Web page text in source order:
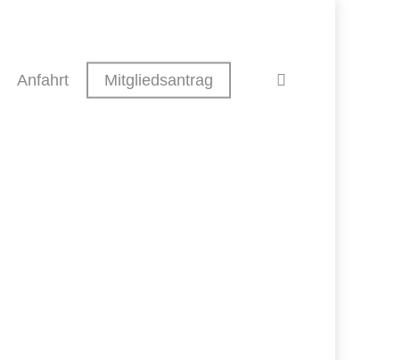
Anfahrt Mitgliedsantrag